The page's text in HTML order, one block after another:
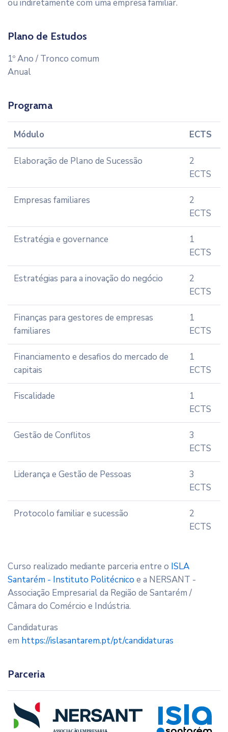
ou indiretamente com uma empresa familiar.
Plano de Estudos
1º Ano / Tronco comum
Anual
Programa
Módulo ECTS
Elaboração de Plano de Sucessão
2
ECTS
Empresas familiares
2
ECTS
Estratégia e governance
1
ECTS
Estratégias para a inovação do negócio
2
ECTS
Finanças para gestores de empresas
familiares
1
ECTS
Financiamento e desafios do mercado de
capitais
1
ECTS
Fiscalidade
1
ECTS
Gestão de Conflitos
3
ECTS
Liderança e Gestão de Pessoas
3
ECTS
Protocolo familiar e sucessão
2
ECTS
Curso realizado mediante parceria entre o ISLA
Santarém - Instituto Politécnico e a NERSANT -
Associação Empresarial da Região de Santarém /
Câmara do Comércio e Indústria.
Candidaturas
em https://islasantarem.pt/pt/candidaturas
Parceria